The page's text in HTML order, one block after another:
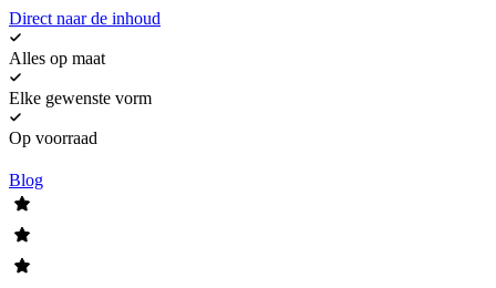
Direct naar de inhoud
Alles op maat
Elke gewenste vorm
Op voorraad
Blog